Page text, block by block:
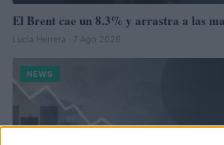
El Brent cae un 8.3% y arrastra a las
Lucía Herrera · 7 Ago 2026
NEWS